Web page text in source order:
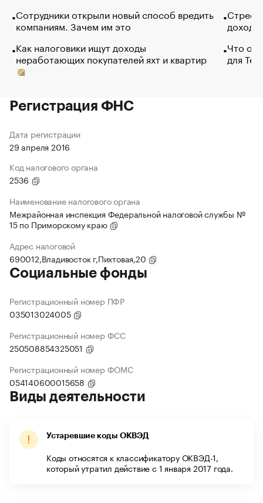
Сотрудники открыли новый способ вредить
компаниям. Зачем им это
Как налоговики ищут доходы
неработающих покупателей яхт и квартир
Что
для
Регистрация ФНС
Дата регистрации
29 апреля 2016
Код налогового органа
2536
Наименование налогового органа
Межрайонная инспекция Федеральной налоговой службы №
15 по Приморскому краю
Адрес налоговой
690012,Владивосток г,Пихтовая,20
Социальные фонды
Регистрационный номер ПФР
035013024005
Регистрационный номер ФСС
250508854325051
Регистрационный номер ФОМС
054140600015658
Виды деятельности
Устаревшие коды ОКВЭД
Коды относятся к классификатору ОКВЭД-1,
который утратил действие с 1 января 2017 года.